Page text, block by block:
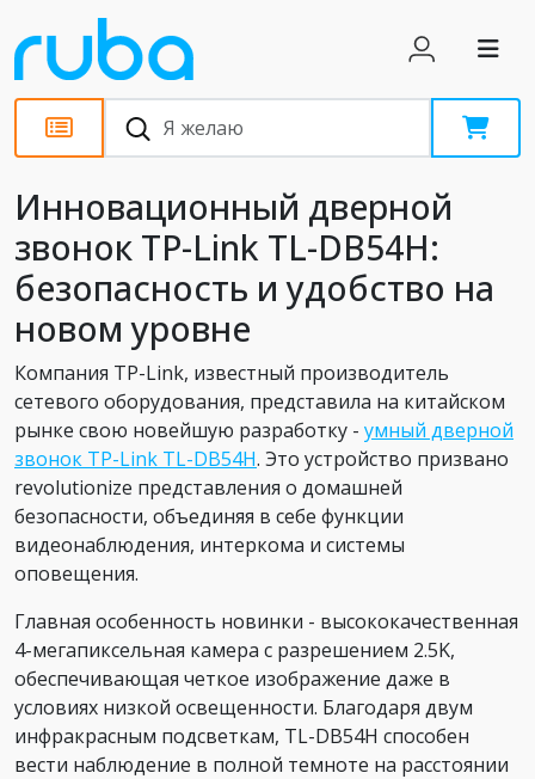
Новости
Инновационный дверной
звонок TP-Link TL-DB54H:
безопасность и удобство на
новом уровне
Компания TP-Link, известный производитель
сетевого оборудования, представила на китайском
рынке свою новейшую разработку - умный дверной
звонок TP-Link TL-DB54H. Это устройство призвано
revolutionize представления о домашней
безопасности, объединяя в себе функции
видеонаблюдения, интеркома и системы
оповещения.
Главная особенность новинки - высококачественная
4-мегапиксельная камера с разрешением 2.5K,
обеспечивающая четкое изображение даже в
условиях низкой освещенности. Благодаря двум
инфракрасным подсветкам, TL-DB54H способен
вести наблюдение в полной темноте на расстоянии